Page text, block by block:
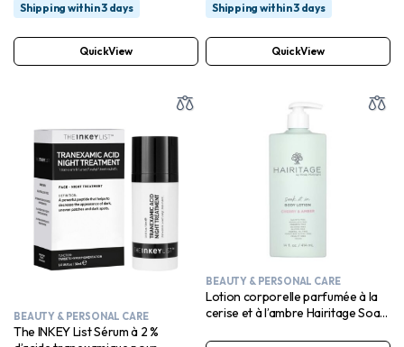
Shipping within 3 days
QuickView
Shipping within 3 days
QuickView
BEAUTY & PERSONAL CARE
The INKEY List Sérum à 2 %
BEAUTY & PERSONAL CARE
Lotion corporelle parfumée à la
cerise et à l’ambre Hairitage Soak